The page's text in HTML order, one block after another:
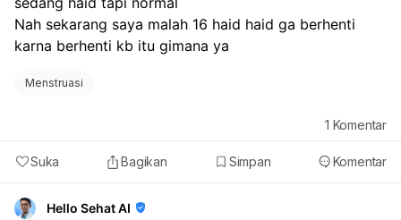
Nah sekarang saya malah 16 haid haid ga berhenti
karna berhenti kb itu gimana ya
Menstruasi
Suka Bagikan Simpan Komentar
1 Komentar
Hello Sehat AI